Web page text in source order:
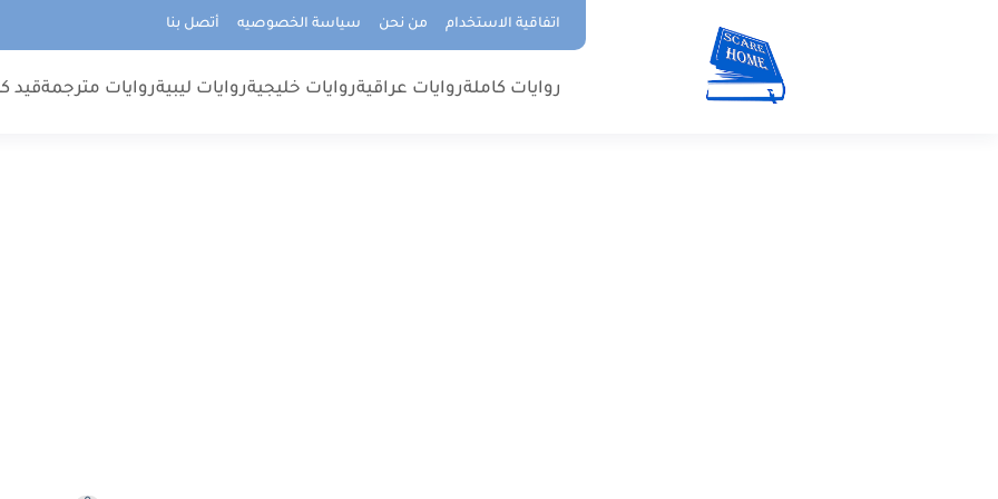
اتفاقية الاستخدام من نحن سياسة الخصوصيه أتصل بنا
روايات كاملةروايات عراقيةروايات خليجيةروايات ليبيةروايات مترجمةقيد